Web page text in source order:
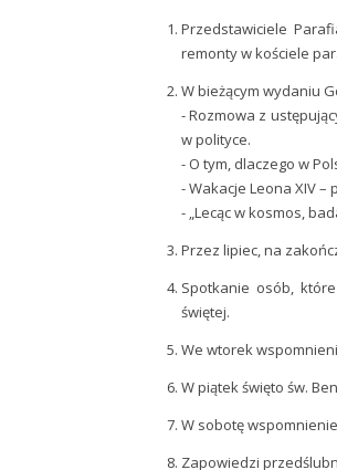
Przedstawiciele
remonty w kościele
W bieżącym wydaniu
- Rozmowa z
w polityce.
- O tym, dlaczego w
- Wakacje Leona XIV
- „Lecąc w kosmos,
Przez lipiec, na
Spotkanie osób,
świętej.
We wtorek
W piątek święto św.
W sobotę
Zapowiedzi